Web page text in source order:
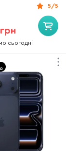
5/5
сьогодні